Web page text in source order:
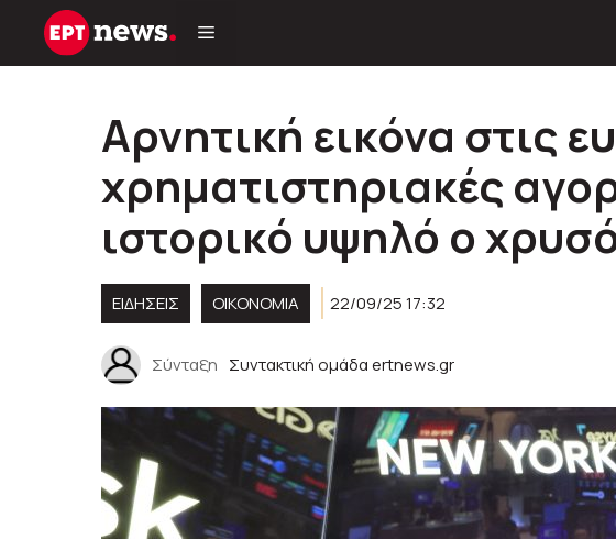
Μετάβαση
Αρνητική εικόνα στις
χρηματιστηριακές
ιστορικό υψηλό ο
ΕΙΔΗΣΕΙΣ ΟΙΚΟΝΟΜΙΑ 22/09/25 17:32
Σύνταξη Συντακτική ομάδα ertnews.gr